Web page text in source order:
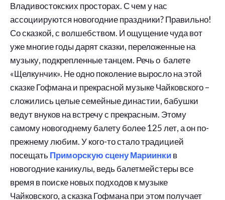
Владивостокских просторах. С чем у нас
ассоциируются новогодние праздники? Правильно!
Со сказкой, с волшебством. И ощущение чуда вот
уже многие годы дарят сказки, переложенные на
музыку, подкрепленные танцем. Речь о балете
«Щелкунчик». Не одно поколение выросло на этой
сказке Гофмана и прекрасной музыке Чайковского –
сложились целые семейные династии, бабушки
ведут внуков на встречу с прекрасным. Этому
самому новогоднему балету более 125 лет, а он по-
прежнему любим. У кого-то стало традицией
посещатьПриморскую сцену Мариинкив
новогодние каникулы, ведь балетмейстеры все
время в поиске новых подходов к музыке
Чайковского, а сказка Гофмана при этом получает